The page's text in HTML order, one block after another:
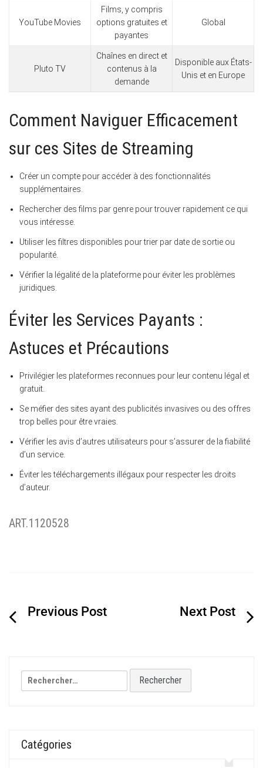
YouTube Movies
Films, y compris
options gratuites et
payantes
Global
Pluto TV
Chaînes en direct et
contenus à la
demande
Disponible aux États-
Unis et en Europe
Comment Naviguer Efficacement
sur ces Sites de Streaming
Créer un compte pour accéder à des fonctionnalités
supplémentaires.
Rechercher des films par genre pour trouver rapidement ce qui
vous intéresse.
Utiliser les filtres disponibles pour trier par date de sortie ou
popularité.
Vérifier la légalité de la plateforme pour éviter les problèmes
juridiques.
Éviter les Services Payants :
Astuces et Précautions
Privilégier les plateformes reconnues pour leur contenu légal et
gratuit.
Se méfier des sites ayant des publicités invasives ou des offres
trop belles pour être vraies.
Vérifier les avis d’autres utilisateurs pour s’assurer de la fiabilité
d’un service.
Éviter les téléchargements illégaux pour respecter les droits
d’auteur.
ART.1120528
Navigation
Rechercher :
Catégories